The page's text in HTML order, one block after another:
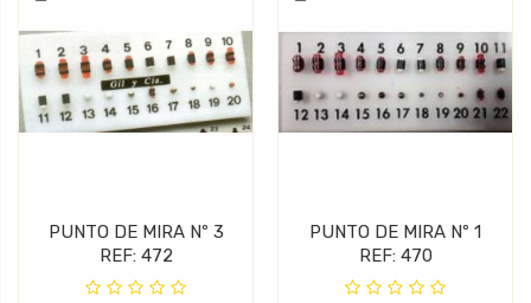
PUNTO DE MIRA Nº 3
REF: 472
PUNTO DE MIRA Nº 1
REF: 470